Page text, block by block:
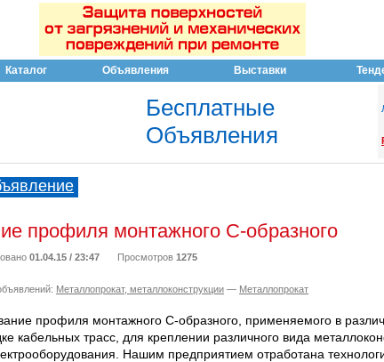
Каталог Объявления Выставки
Бесплатные
Объявления
профиля монтажного С-образного
01.04.15 / 23:47 Просмотров 1275
Металлопрокат, металлоконструкции — Металлопрокат
профиля монтажного С-образного, применяемого в
кабельных трасс, для креплении различного вида
Нашим предприятием отработана